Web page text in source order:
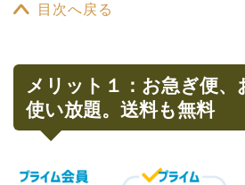
目次へ戻る
メリット１：お急ぎ便、
使い放題。送料も無料